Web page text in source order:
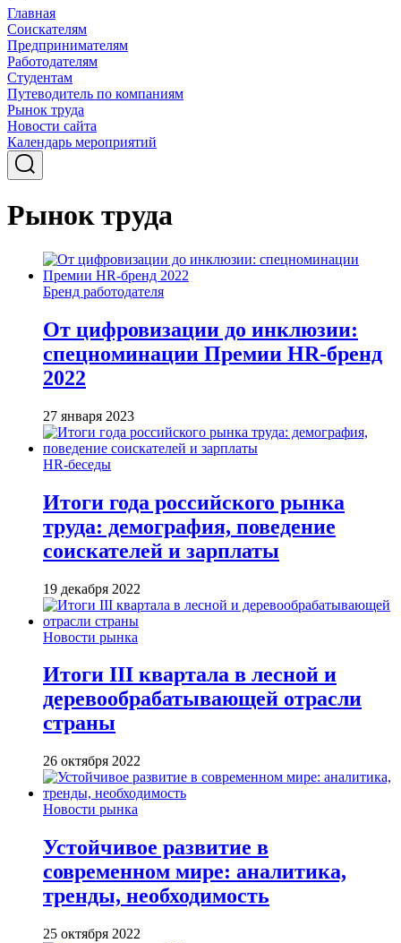
Главная
Соискателям
Предпринимателям
Работодателям
Студентам
Путеводитель по компаниям
Рынок труда
Новости сайта
Календарь мероприятий
Рынок труда
Бренд работодателя
От цифровизации до инклюзии:
спецноминации Премии HR-бренд
2022
27 января 2023
HR-беседы
Итоги года российского рынка
труда: демография, поведение
соискателей и зарплаты
19 декабря 2022
Новости рынка
Итоги III квартала в лесной и
деревообрабатывающей отрасли
страны
26 октября 2022
Новости рынка
Устойчивое развитие в
современном мире: аналитика,
тренды, необходимость
25 октября 2022